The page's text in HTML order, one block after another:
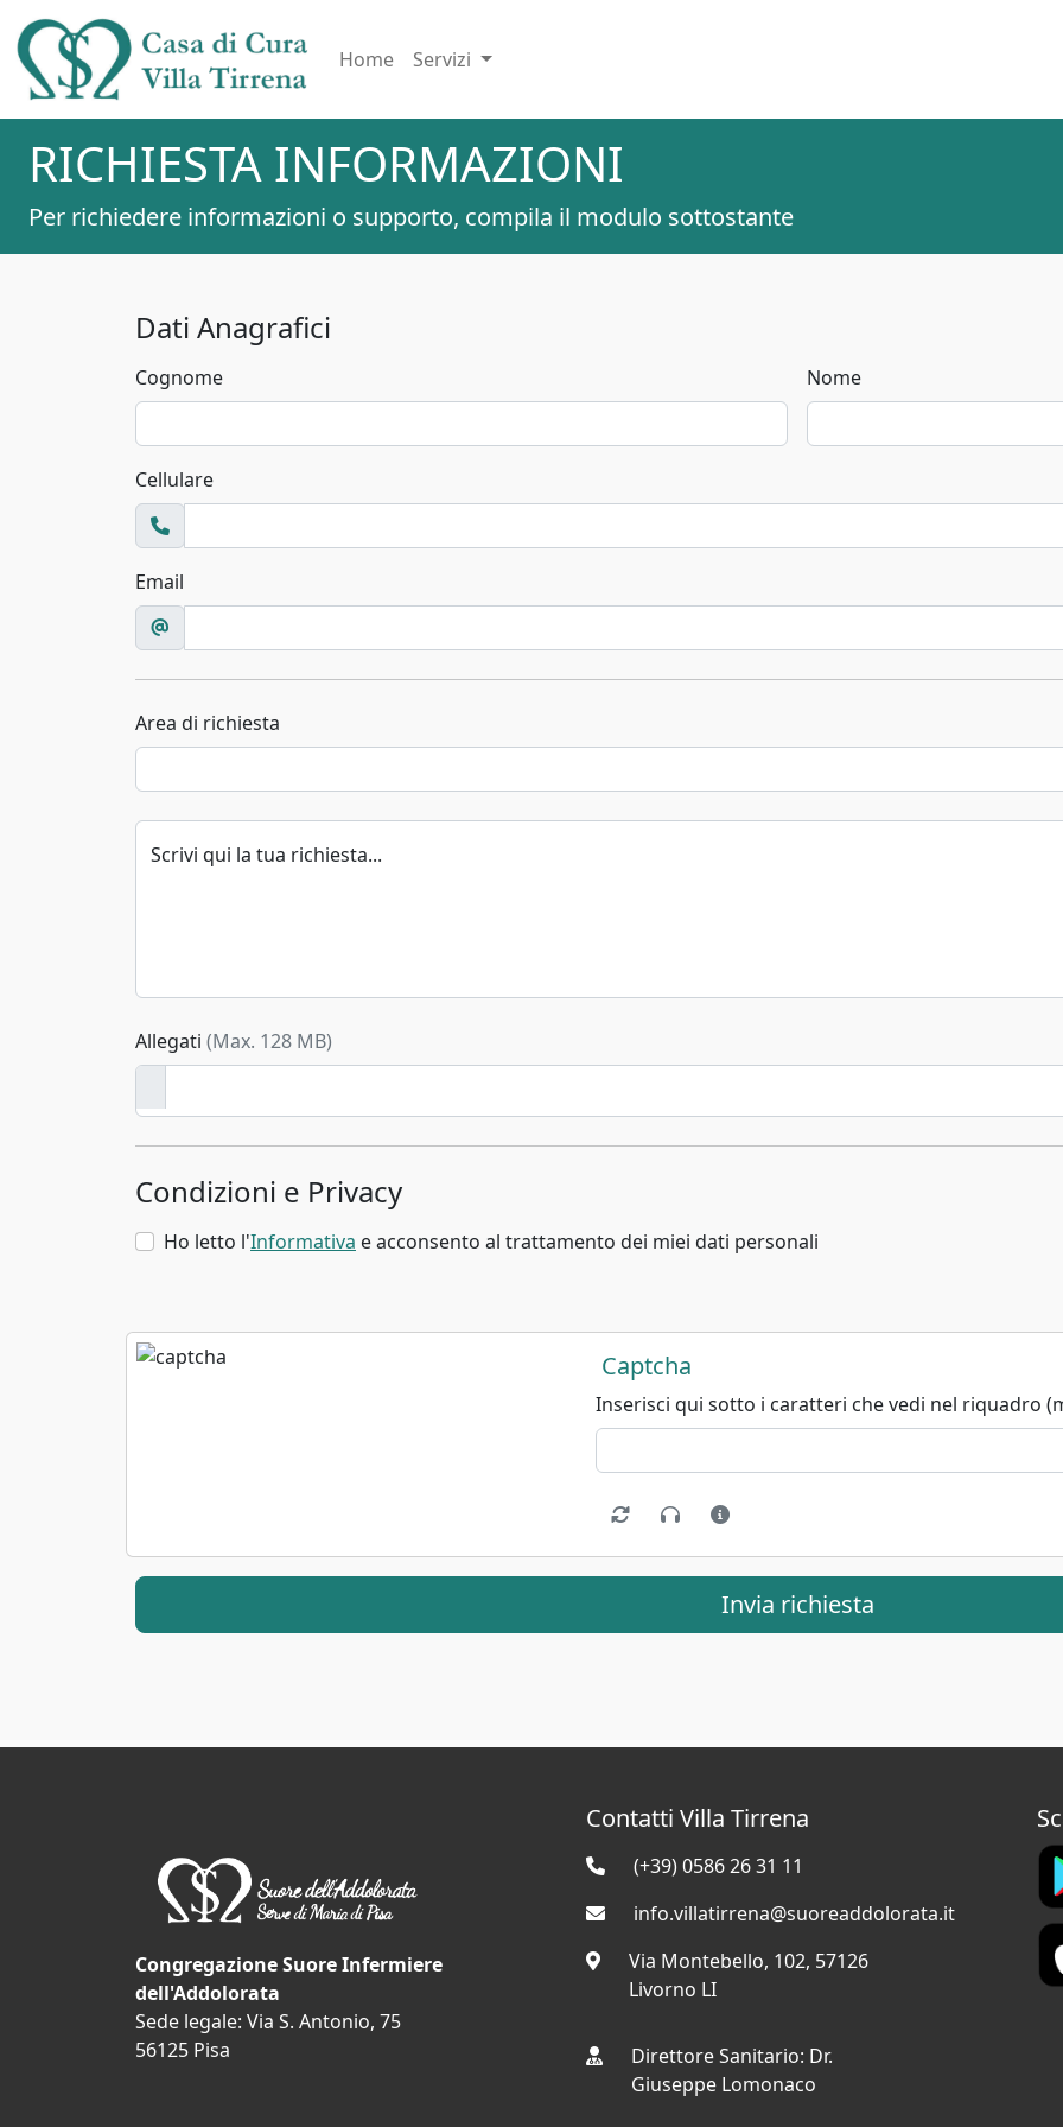
Home Servizi
RICHIESTA INFORMAZIONI
Per richiedere informazioni o supporto, compila il modulo sottostante
Dati Anagrafici
Cognome Nome
Cellulare
Email
Area di richiesta
Scrivi qui la tua richiesta...
Allegati (Max. 128 MB)
Condizioni e Privacy
Ho letto l'Informativa e acconsento al trattamento dei miei dati personali
Captcha
Inserisci qui sotto i caratteri che vedi nel riquadro
Invia richiesta
Congregazione Suore Infermiere
dell'Addolorata
Sede legale: Via S. Antonio, 75
56125 Pisa
Contatti Villa Tirrena
(+39) 0586 26 31 11
info.villatirrena@suoreaddolorata.it
Via Montebello, 102, 57126
Livorno LI
Direttore Sanitario: Dr.
Giuseppe Lomonaco